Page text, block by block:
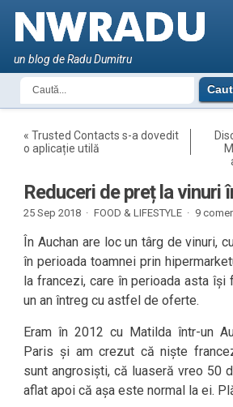
un blog de Radu Dumitru
«Trusted Contacts s-a dovedit
o aplicație utilă
Reduceri de preț la vinuri
25 Sep 2018 · FOOD & LIFESTYLE · 9
În Auchan are loc un târg de vinuri,
în perioada toamnei prin
la francezi, care în perioada asta își
un an întreg cu astfel de oferte.
Eram în 2012 cu Matilda într-un
Paris și am crezut că niște
sunt angrosiști, că luaseră vreo 50
aflat apoi că așa este normal la ei.